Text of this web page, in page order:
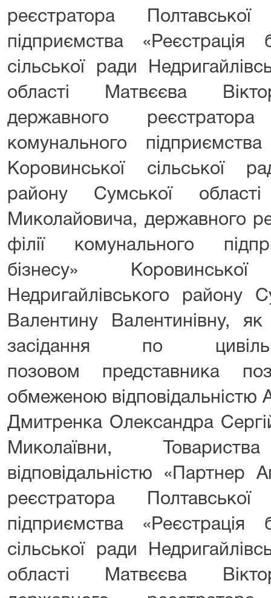
реєстратора
підприємства «Реєстрація
сільської ради
області Матвєєва
державного
комунального
Коровинської сільської
району Сумської
Миколайовича, державного
філії комунального
бізнесу»
Недригайлівського району
Валентину Валентинівну, як
засідання по
позовом представника
обмеженою відповідальністю
Дмитренка Олександра
Миколаївни,
відповідальністю «Партнер
реєстратора
підприємства «Реєстрація
сільської ради
області Матвєєва